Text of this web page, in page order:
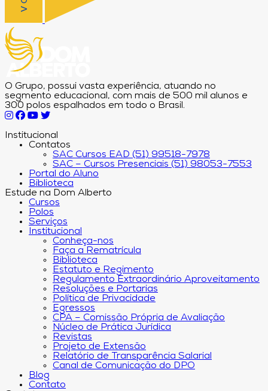
O Grupo, possui vasta experiência, atuando no
segmento educacional, com mais de 500 mil alunos e
300 polos espalhados em todo o Brasil.
Institucional
Contatos
SAC Cursos EAD (51) 99518-7978
SAC – Cursos Presenciais (51) 98053-7553
Portal do Aluno
Biblioteca
Estude na Dom Alberto
Cursos
Polos
Serviços
Institucional
Conheça-nos
Faça a Rematrícula
Biblioteca
Estatuto e Regimento
Regulamento Extraordinário Aproveitamento
Resoluções e Portarias
Política de Privacidade
Egressos
CPA – Comissão Própria de Avaliação
Núcleo de Prática Jurídica
Revistas
Projeto de Extensão
Relatório de Transparência Salarial
Canal de Comunicação do DPO
Blog
Contato